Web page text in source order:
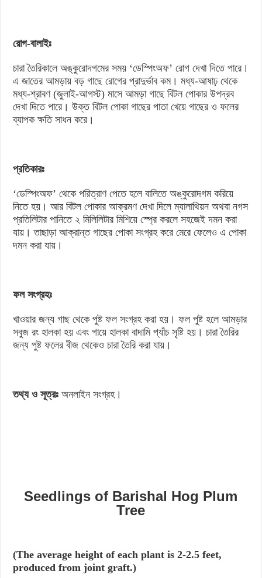
রোগ-বালাইঃ
চারা তৈরিকালে অঙ্কুরোদগমের সময় ‘ডেস্পিংঅফ’ রোগ দেখা দিতে পারে।
এ জাতের আমড়ায় বড় গাছে রোগের প্রাদুর্ভাব কম। মধ্য-আষাঢ় থেকে
মধ্য-শ্রাবণ (জুলাই-আগস্ট) মাসে আমড়া গাছে বিটল পোকার উপদ্রব
দেখা দিতে পারে। উক্ত বিটল পোকা গাছের পাতা খেয়ে গাছের ও ফলের
ব্যাপক ক্ষতি সাধন করে।
প্রতিকারঃ
‘ডেস্পিংঅফ’ থেকে পরিত্রাণ পেতে হলে বালিতে অঙ্কুরোদগম করিয়ে
নিতে হয়। আর বিটল পোকার আক্রমণ দেখা দিলে ম্যালাথিয়ন অথবা নগস
প্রতিলিটার পানিতে ২ মিলিলিটার মিশিয়ে স্প্রে করলে সহজেই দমন করা
যায়। তাছাড়া আক্রান্ত গাছের পোকা সংগ্রহ করে মেরে ফেলেও এ পোকা
দমন করা যায়।
ফল সংগ্রহঃ
খাওয়ার জন্য গাছ থেকে পুষ্ট ফল সংগ্রহ করা হয়। ফল পুষ্ট হলে আমড়ার
সবুজ রং হালকা হয় এবং গায়ে হালকা বাদামি প্যাঁচ সৃষ্টি হয়। চারা তৈরির
জন্য পুষ্ট ফলের বীজ থেকেও চারা তৈরি করা যায়।
তথ্য ও সূত্রঃ অনলাইন সংগ্রহ।
Seedlings of Barishal Hog Plum
Tree
(The average height of each plant is 2-2.5 feet,
produced from joint graft.)